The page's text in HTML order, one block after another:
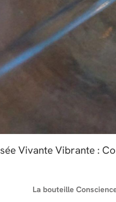
Vivante Vibrante :
La bouteille